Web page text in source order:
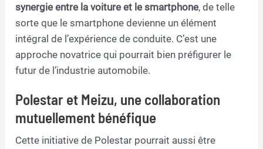
synergie entre la voiture et le smartphone, de telle
sorte que le smartphone devienne un élément
intégral de l’expérience de conduite. C’est une
approche novatrice qui pourrait bien préfigurer le
futur de l’industrie automobile.
Polestar et Meizu, une collaboration
mutuellement bénéfique
Cette initiative de Polestar pourrait aussi être